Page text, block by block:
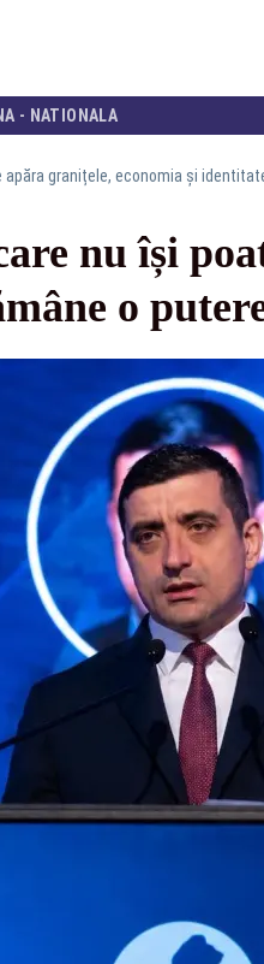
- NATIONALA
granițele, economia și
nu își
o